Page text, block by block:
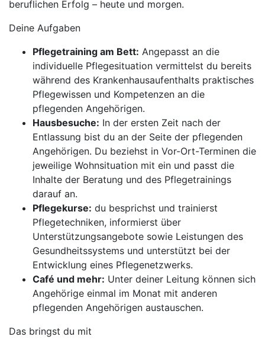
beruflichen Erfolg – heute und morgen.
Deine Aufgaben
Pflegetraining am Bett: Angepasst an die
individuelle Pflegesituation vermittelst du bereits
während des Krankenhausaufenthalts praktisches
Pflegewissen und Kompetenzen an die
pflegenden Angehörigen.
Hausbesuche: In der ersten Zeit nach der
Entlassung bist du an der Seite der pflegenden
Angehörigen. Du beziehst in Vor-Ort-Terminen die
jeweilige Wohnsituation mit ein und passt die
Inhalte der Beratung und des Pflegetrainings
darauf an.
Pflegekurse: du besprichst und trainierst
Pflegetechniken, informierst über
Unterstützungsangebote sowie Leistungen des
Gesundheitssystems und unterstützt bei der
Entwicklung eines Pflegenetzwerks.
Café und mehr: Unter deiner Leitung können sich
Angehörige einmal im Monat mit anderen
pflegenden Angehörigen austauschen.
Das bringst du mit